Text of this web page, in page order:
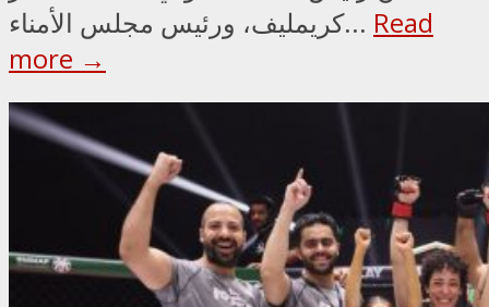
كريمليف، ورئيس مجلس الأمناء... Read
more →